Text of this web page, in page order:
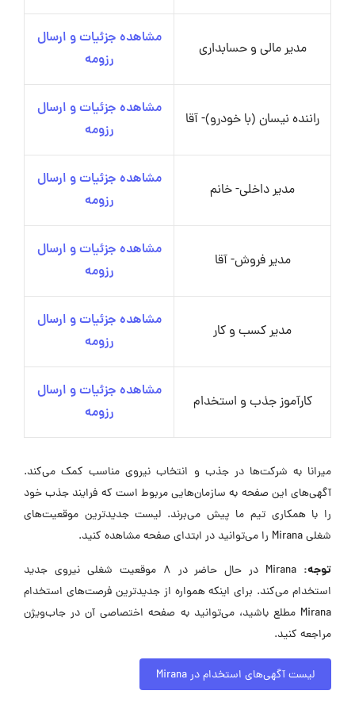
مدیر مالی و حسابداری
مشاهده جزئیات و ارسال
رزومه
راننده نیسان (با خودرو)- آقا
مشاهده جزئیات و ارسال
رزومه
مدیر داخلی- خانم
مشاهده جزئیات و ارسال
رزومه
مدیر فروش- آقا
مشاهده جزئیات و ارسال
رزومه
مدیر کسب و کار
مشاهده جزئیات و ارسال
رزومه
کارآموز جذب و استخدام
مشاهده جزئیات و ارسال
رزومه
میرانا به شرکت‌ها در جذب و انتخاب نیروی مناسب کمک می‌کند.
آگهی‌های این صفحه به سازمان‌هایی مربوط است که فرایند جذب خود
را با همکاری تیم ما پیش می‌برند. لیست جدیدترین موقعیت‌های
شغلی Mirana را می‌توانید در ابتدای صفحه مشاهده کنید.
توجه:
Mirana در حال حاضر در ۸ موقعیت شغلی نیروی جدید
استخدام می‌کند. برای اینکه همواره از جدیدترین فرصت‌های استخدام
Mirana مطلع باشید، می‌توانید به صفحه اختصاصی آن در جاب‌ویژن
مراجعه کنید.
لیست آگهی‌های استخدام در Mirana